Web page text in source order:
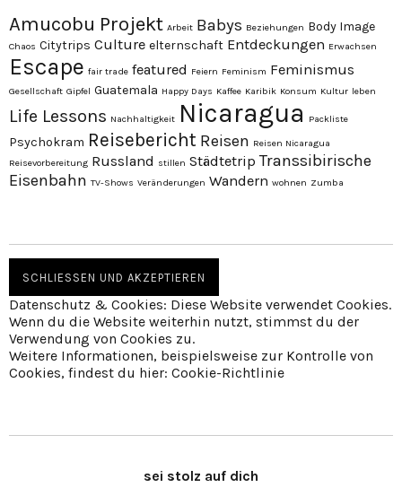
Amucobu Projekt Arbeit Babys Beziehungen Body Image
Chaos Citytrips Culture elternschaft Entdeckungen Erwachsen
Escape fair trade featured Feiern Feminism Feminismus
Gesellschaft Gipfel Guatemala Happy Days Kaffee Karibik Konsum Kultur leben
Life Lessons Nachhaltigkeit Nicaragua Packliste
Psychokram Reisebericht Reisen Reisen Nicaragua
Reisevorbereitung Russland stillen Städtetrip Transsibirische
Eisenbahn TV-Shows Veränderungen Wandern wohnen Zumba
Datenschutz & Cookies: Diese Website verwendet Cookies.
Wenn du die Website weiterhin nutzt, stimmst du der
Verwendung von Cookies zu.
Weitere Informationen, beispielsweise zur Kontrolle von
Cookies, findest du hier: Cookie-Richtlinie
sei stolz auf dich